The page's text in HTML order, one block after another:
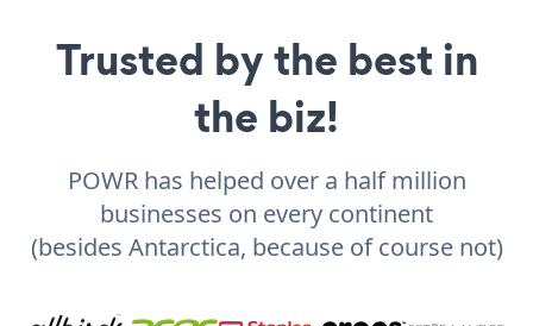
Trusted by the best in
the biz!
POWR has helped over a half million
businesses on every continent
(besides Antarctica, because of course not)